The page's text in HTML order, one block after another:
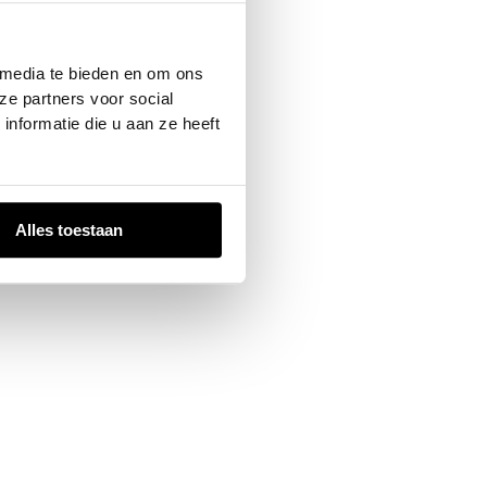
te bieden en om ons
partners voor social
die u aan ze heeft
Alles toestaan
for more information).